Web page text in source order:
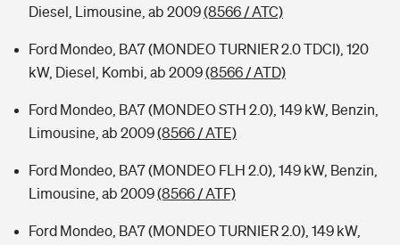
Diesel, Limousine, ab 2009(8566 / ATC)
Ford Mondeo, BA7 (MONDEO TURNIER 2.0 TDCI), 120
kW, Diesel, Kombi, ab 2009(8566 / ATD)
Ford Mondeo, BA7 (MONDEO STH 2.0), 149 kW, Benzin,
Limousine, ab 2009(8566 / ATE)
Ford Mondeo, BA7 (MONDEO FLH 2.0), 149 kW, Benzin,
Limousine, ab 2009(8566 / ATF)
Ford Mondeo, BA7 (MONDEO TURNIER 2.0), 149 kW,